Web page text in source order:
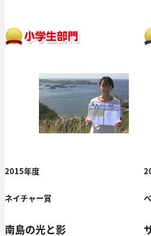
2015年度
ネイチャー賞
南島の光と影